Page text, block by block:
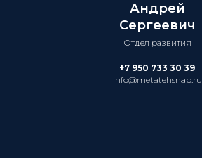
Андрей
Сергеевич
Отдел развития
+7 950 733 30 39
info@metatehsnab.ru